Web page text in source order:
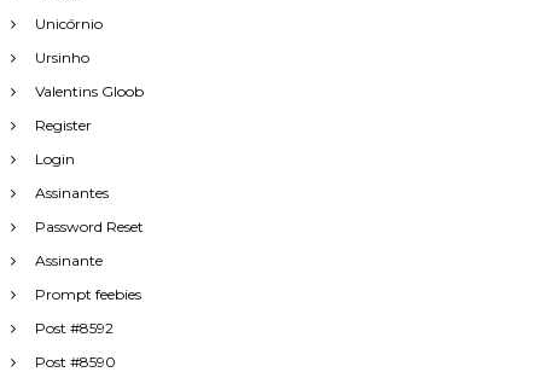
Unicórnio
Ursinho
Valentins Gloob
Register
Login
Assinantes
Password Reset
Assinante
Prompt feebies
Post #8592
Post #8590